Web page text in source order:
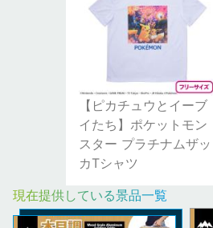
【ピカチュウとイーブ
イたち】ポケットモン
スター プラチナムザッ
カTシャツ
現在提供している景品一覧